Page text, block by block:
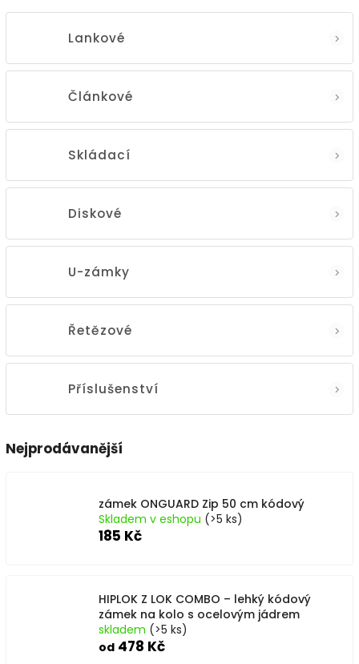
Lankové
Článkové
Skládací
Diskové
U-zámky
Řetězové
Příslušenství
Nejprodávanější
zámek ONGUARD Zip 50 cm kódový
Skladem v eshopu (>5 ks)
185 Kč
HIPLOK Z LOK COMBO – lehký kódový
zámek na kolo s ocelovým jádrem
skladem (>5 ks)
od 478 Kč